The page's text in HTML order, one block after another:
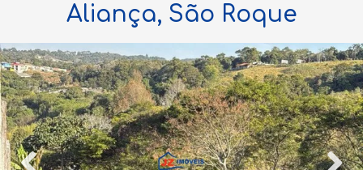
Aliança, São Roque